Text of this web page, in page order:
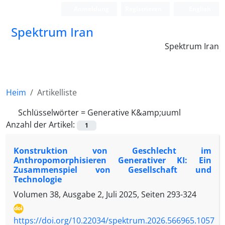
Spektrum Iran
Spektrum Iran
Heim
Artikelliste
Schlüsselwörter = Generative K&amp;uuml
Anzahl der Artikel:
1
Konstruktion von Geschlecht im
Anthropomorphisieren Generativer KI: Ein
Zusammenspiel von Gesellschaft und
Technologie
Volumen 38, Ausgabe 2, Juli 2025, Seiten 293-324
https://doi.org/10.22034/spektrum.2026.566965.1057